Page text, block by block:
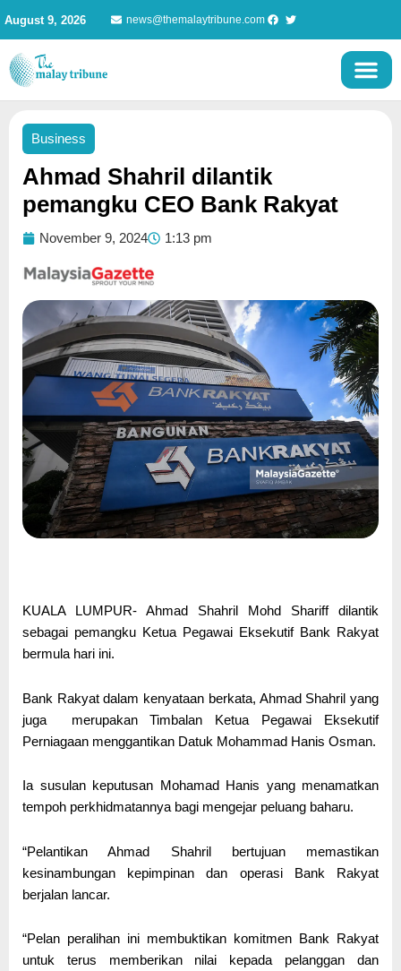
content
August 9, 2026 news@themalaytribune.com
Business
Ahmad Shahril dilantik
pemangku CEO Bank Rakyat
November 9, 2024 1:13 pm
KUALA LUMPUR- Ahmad Shahril Mohd Shariff dilantik
sebagai pemangku Ketua Pegawai Eksekutif Bank Rakyat
bermula hari ini.
Bank Rakyat dalam kenyataan berkata, Ahmad Shahril yang
juga merupakan Timbalan Ketua Pegawai Eksekutif
Perniagaan menggantikan Datuk Mohammad Hanis Osman.
Ia susulan keputusan Mohamad Hanis yang menamatkan
tempoh perkhidmatannya bagi mengejar peluang baharu.
“Pelantikan Ahmad Shahril bertujuan memastikan
kesinambungan kepimpinan dan operasi Bank Rakyat
berjalan lancar.
“Pelan peralihan ini membuktikan komitmen Bank Rakyat
untuk terus memberikan nilai kepada pelanggan dan